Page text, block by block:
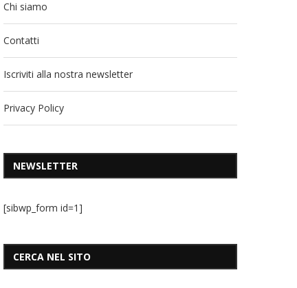
Chi siamo
Contatti
Iscriviti alla nostra newsletter
Privacy Policy
NEWSLETTER
[sibwp_form id=1]
CERCA NEL SITO